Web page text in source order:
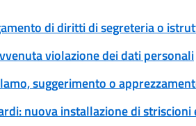
di diritti di segreteria o
violazione dei dati personali
suggerimento o
nuova installazione di striscioni